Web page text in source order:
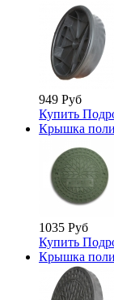
949 Руб
Купить
Крышка
1035 Руб
Купить
Крышка